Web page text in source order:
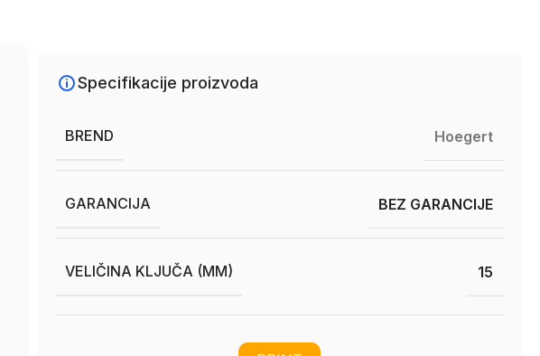
Specifikacije proizvoda
BREND Hoegert
GARANCIJA BEZ GARANCIJE
VELIČINA KLJUČA (MM) 15